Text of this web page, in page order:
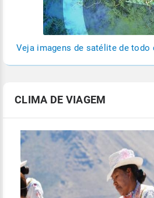
Veja imagens de satélite de todo
CLIMA DE VIAGEM